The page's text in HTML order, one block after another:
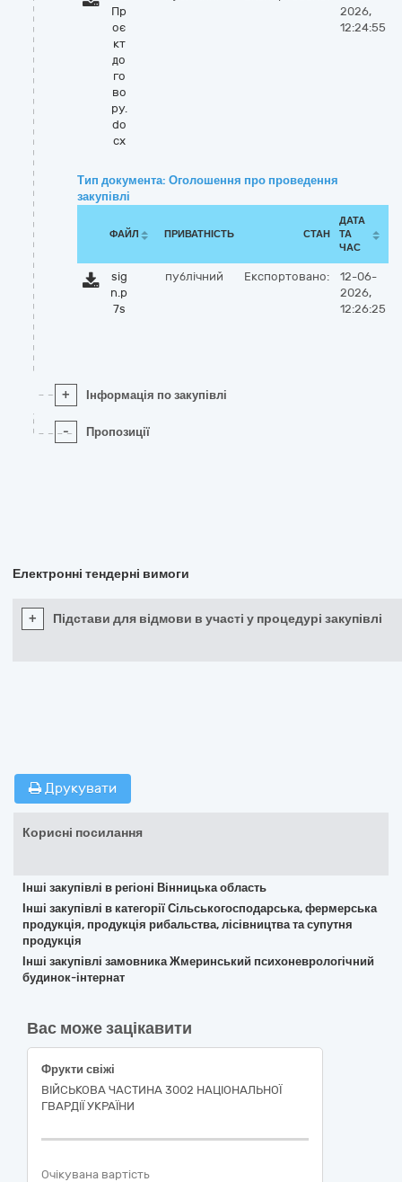
Пр
оє
кт
до
го
во
ру.
do
cx
2026,
12:24:55
Тип документа: Оголошення про проведення
закупівлі
ФАЙЛ ПРИВАТНІСТЬ СТАН
ДАТА
ТА
ЧАС
sig
n.p
7s
публічний Експортовано:
12-06-
2026,
12:26:25
+ Інформація по закупівлі
- Пропозиції
Електронні тендерні вимоги
+ Підстави для відмови в участі у процедурі закупівлі
Друкувати
Корисні посилання
Інші закупівлі в регіоні Вінницька область
Інші закупівлі в категорії Сільськогосподарська, фермерська
продукція, продукція рибальства, лісівництва та супутня
продукція
Інші закупівлі замовника Жмеринський психоневрологічний
будинок-інтернат
Вас може зацікавити
Фрукти свіжі
ВІЙСЬКОВА ЧАСТИНА 3002 НАЦІОНАЛЬНОЇ
ГВАРДІЇ УКРАЇНИ
Очікувана вартість